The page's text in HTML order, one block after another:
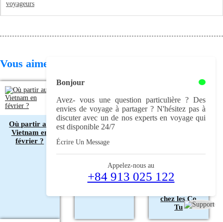
Vous aimerez aussi
Où partir au
Vietnam en
février ?
Que faire à
Mai Hich ?
Les
meilleures
activités et
visites
village de
Guide du
tourisme
chez les Co
Tu
Bonjour
Avez- vous une question particulière ? Des
envies de voyage à partager ? N'hésitez pas à
discuter avec un de nos experts en voyage qui
est disponible 24/7
Écrire Un Message
Appelez-nous au
+84 913 025 122